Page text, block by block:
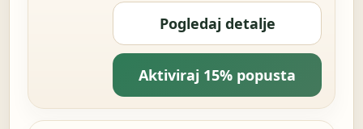
Pogledaj detalje
Aktiviraj 15% popusta